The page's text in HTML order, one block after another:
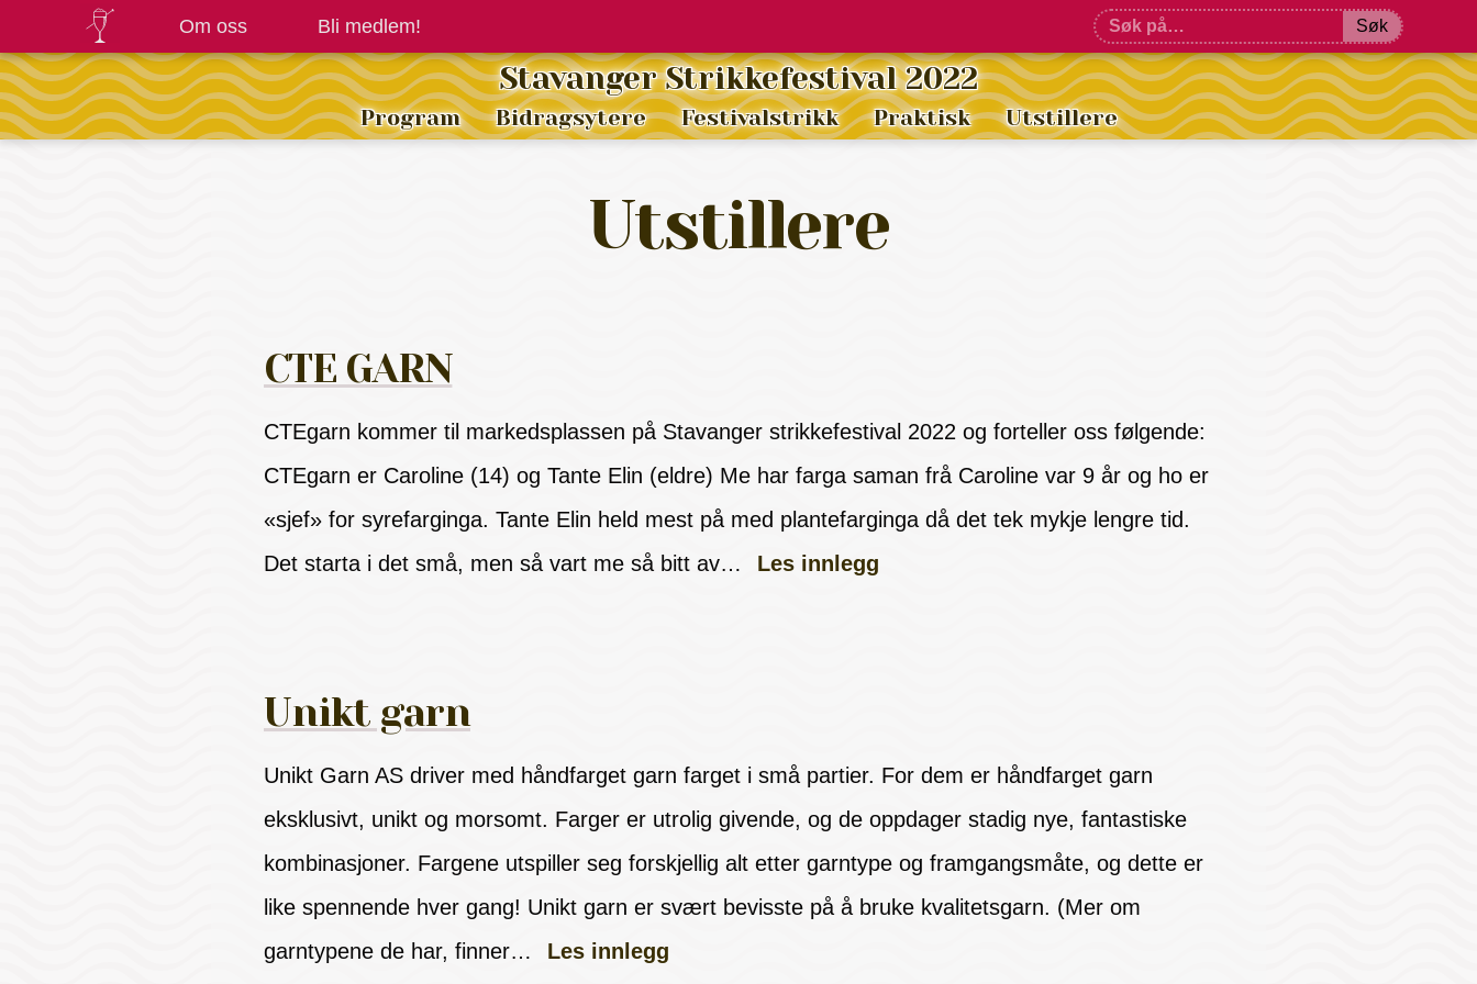
Om oss Bli medlem! Søk
Stavanger Strikkefestival 2022
Program Bidragsytere Festivalstrikk Praktisk Utstillere
Utstillere
CTE GARN
CTEgarn kommer til markedsplassen på Stavanger strikkefestival 2022 og forteller oss følgende:
CTEgarn er Caroline (14) og Tante Elin (eldre) Me har farga saman frå Caroline var 9 år og ho er
«sjef» for syrefarginga. Tante Elin held mest på med plantefarginga då det tek mykje lengre tid.
Det starta i det små, men så vart me så bitt av…
Les innlegg
Unikt garn
Unikt Garn AS driver med håndfarget garn farget i små partier. For dem er håndfarget garn
eksklusivt, unikt og morsomt. Farger er utrolig givende, og de oppdager stadig nye, fantastiske
kombinasjoner. Fargene utspiller seg forskjellig alt etter garntype og framgangsmåte, og dette er
like spennende hver gang! Unikt garn er svært bevisste på å bruke kvalitetsgarn. (Mer om
garntypene de har, finner…
Les innlegg